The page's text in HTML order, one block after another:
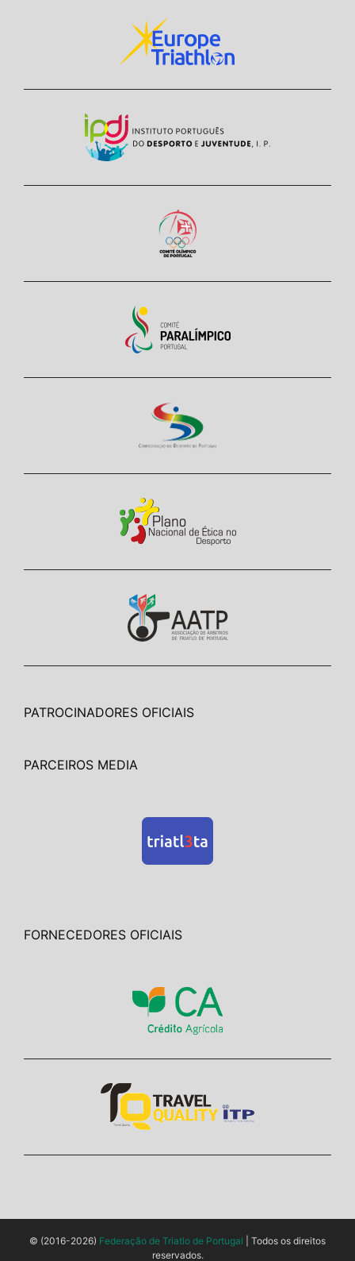
PATROCINADORES OFICIAIS
PARCEIROS MEDIA
FORNECEDORES OFICIAIS
© (2016-2026) Federação de Triatlo de Portugal | Todos os direitos
reservados.